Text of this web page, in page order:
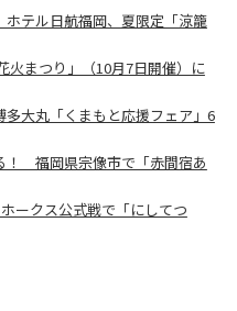
テル日航福岡、夏限定「涼籠
火まつり」（10月7日開催）に
大丸「くまもと応援フェア」6
！ 福岡県宗像市で「赤間宿あ
ークス公式戦で「にしてつ